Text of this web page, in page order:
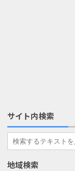
サイト内検索
地域検索